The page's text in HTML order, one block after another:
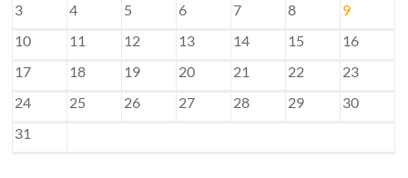
3
4 5 6 7 8
9
10
11 12 13 14 15
16
17
18 19 20 21 22
23
24
25 26 27 28 29
30
31